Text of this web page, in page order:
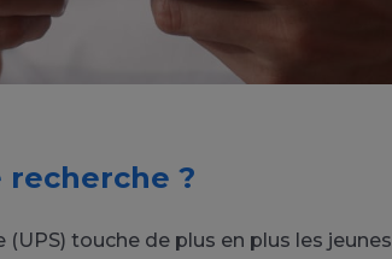
?
touche de plus en plus les jeunes